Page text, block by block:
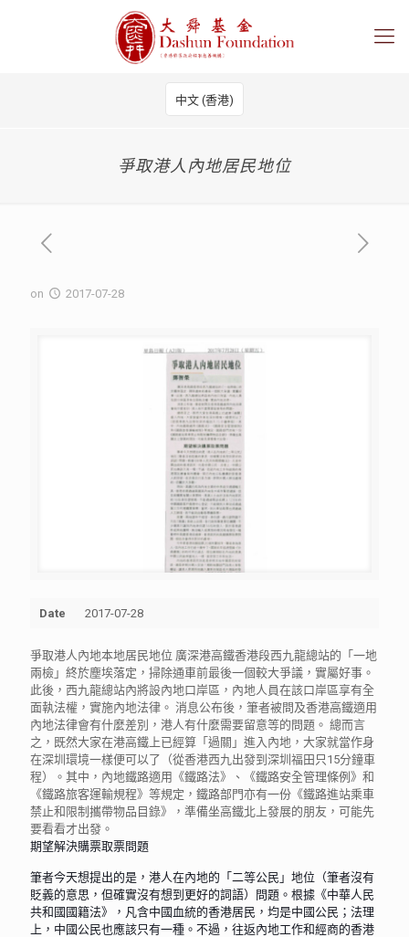
中文 (香港)
爭取港人內地居民地位
on 2017-07-28
Date 2017-07-28
爭取港人內地本地居民地位 廣深港高鐵香港段西九龍總站的「一地
兩檢」終於塵埃落定，掃除通車前最後一個較大爭議，實屬好事。
此後，西九龍總站內將設內地口岸區，內地人員在該口岸區享有全
面執法權，實施內地法律。 消息公布後，筆者被問及香港高鐵適用
內地法律會有什麼差別，港人有什麼需要留意等的問題。 總而言
之，既然大家在港高鐵上已經算「過關」進入內地，大家就當作身
在深圳環境一樣便可以了（從香港西九出發到深圳福田只15分鐘車
程）。其中，內地鐵路適用《鐵路法》、《鐵路安全管理條例》和
《鐵路旅客運輸規程》等規定，鐵路部門亦有一份《鐵路進站乘車
禁止和限制攜帶物品目錄》，準備坐高鐵北上發展的朋友，可能先
要看看才出發。
期望解決購票取票問題
筆者今天想提出的是，港人在內地的「二等公民」地位（筆者沒有
貶義的意思，但確實沒有想到更好的詞語）問題。根據《中華人民
共和國國籍法》，凡含中國血統的香港居民，均是中國公民；法理
上，中國公民也應該只有一種。不過，往返內地工作和經商的香港